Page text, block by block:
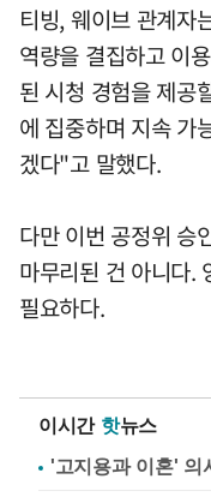
티빙, 웨이브 관계자
역량을 결집하고 이
된 시청 경험을 제
에 집중하며 지속 가
겠다"고 말했다.
다만 이번 공정위 승
마무리된 건 아니다.
필요하다.
이시간 핫뉴스
'고지용과 이혼' 의